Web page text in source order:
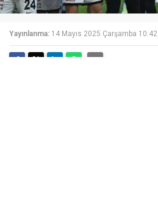
Yayınlanma: 14 Mayıs 2025 Çarşamba 10:42